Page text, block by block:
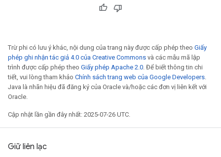
Trừ phi có lưu ý khác, nội dung của trang này được cấp phép theo Giấy
phép ghi nhận tác giả 4.0 của Creative Commons và các mẫu mã lập
trình được cấp phép theo Giấy phép Apache 2.0. Để biết thông tin chi
tiết, vui lòng tham khảo Chính sách trang web của Google Developers.
Java là nhãn hiệu đã đăng ký của Oracle và/hoặc các đơn vị liên kết với
Oracle.
Cập nhật lần gần đây nhất: 2025-07-26 UTC.
Giữ liên lạc